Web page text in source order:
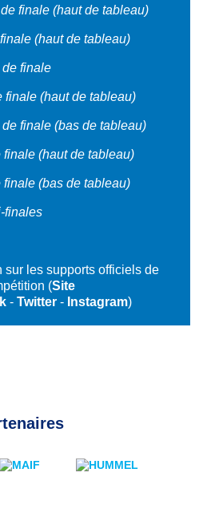
finale (haut de tableau)
(haut de tableau)
de finale
finale (haut de tableau)
finale (bas de tableau)
finale (haut de tableau)
(bas de tableau)
finales
sur les supports officiels de
(Site
- Twitter - Instagram)